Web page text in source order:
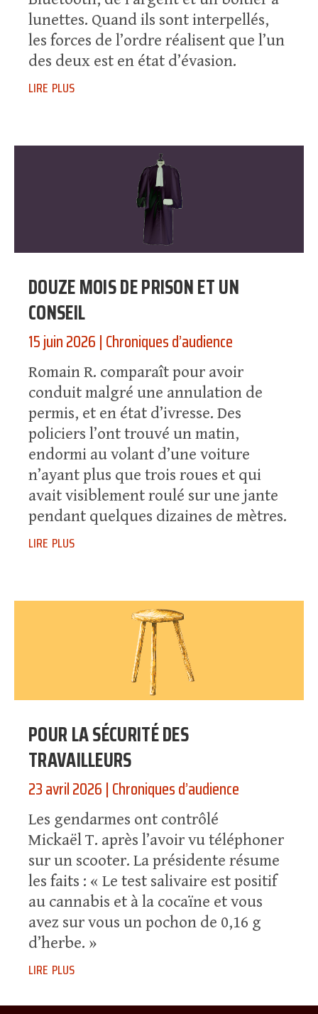
lunettes. Quand ils sont interpellés,
les forces de l’ordre réalisent que l’un
des deux est en état d’évasion.
lire plus
DOUZE MOIS DE PRISON ET UN
CONSEIL
15 juin 2026|Chroniques d’audience
Romain R. comparaît pour avoir
conduit malgré une annulation de
permis, et en état d’ivresse. Des
policiers l’ont trouvé un matin,
endormi au volant d’une voiture
n’ayant plus que trois roues et qui
avait visiblement roulé sur une jante
pendant quelques dizaines de mètres.
lire plus
POUR LA SÉCURITÉ DES
TRAVAILLEURS
23 avril 2026|Chroniques d’audience
Les gendarmes ont contrôlé
Mickaël T. après l’avoir vu téléphoner
sur un scooter. La présidente résume
les faits : « Le test salivaire est positif
au cannabis et à la cocaïne et vous
avez sur vous un pochon de 0,16 g
d’herbe. »
lire plus